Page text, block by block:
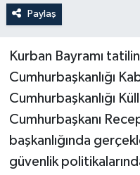
Paylaş
Kurban Bayramı
Cumhurbaşkanlığı
Cumhurbaşkanlığı
Cumhurbaşkanı
başkanlığında
güvenlik